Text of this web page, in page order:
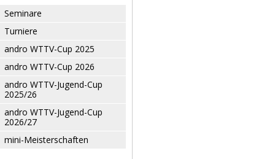
Seminare
Turniere
andro WTTV-Cup 2025
andro WTTV-Cup 2026
andro WTTV-Jugend-Cup
2025/26
andro WTTV-Jugend-Cup
2026/27
mini-Meisterschaften